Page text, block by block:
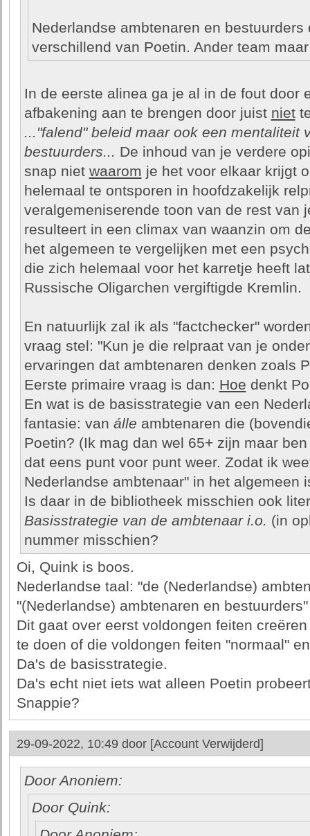
Nederlandse ambtenaren en
verschillend van Poetin. Ander team
In de eerste alinea ga je al in de fout door
afbakening aan te brengen door juist niet
..."falend" beleid maar ook een mentaliteit
bestuurders... De inhoud van je verdere
snap niet waarom je het voor elkaar krijgt
helemaal te ontsporen in hoofdzakelijk
veralgemeniserende toon van de rest van
resulteert in een climax van waanzin om
het algemeen te vergelijken met een
die zich helemaal voor het karretje heeft
Russische Oligarchen vergiftigde Kremlin.
En natuurlijk zal ik als "factchecker"
vraag stel: "Kun je die relpraat van je
ervaringen dat ambtenaren denken zoals
Eerste primaire vraag is dan: Hoe denkt
En wat is de basisstrategie van een
fantasie: van álle ambtenaren die
Poetin? (Ik mag dan wel 65+ zijn maar
dat eens punt voor punt weer. Zodat ik
Nederlandse ambtenaar" in het algemeen
Is daar in de bibliotheek misschien ook
Basisstrategie van de ambtenaar i.o. (in
nummer misschien?
Oi, Quink is boos.
Nederlandse taal: "de (Nederlandse)
"(Nederlandse) ambtenaren en
Dit gaat over eerst voldongen feiten
te doen of die voldongen feiten "normaal"
Da's de basisstrategie.
Da's echt niet iets wat alleen Poetin
Snappie?
29-09-2022, 10:49 door [Account Verwijderd]
Door Anoniem:
Door Quink: